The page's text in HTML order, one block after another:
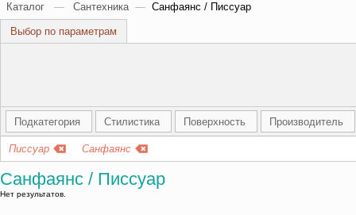
Каталог — Сантехника — Санфаянс / Писсуар
Выбор по параметрам
Подкатегория Стилистика Поверхность Производитель
Писсуар Санфаянс
Санфаянс / Писсуар
Нет результатов.